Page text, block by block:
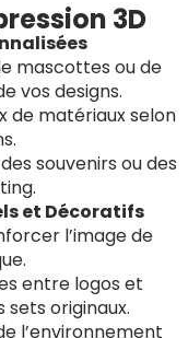
3D
mascottes ou de
vos designs.
de matériaux selon
souvenirs ou des
et Décoratifs
l’image de
entre logos et
originaux.
l’environnement